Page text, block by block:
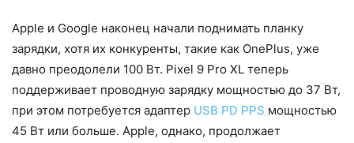
Apple и Google наконец начали поднимать планку
зарядки, хотя их конкуренты, такие как OnePlus, уже
давно преодолели 100 Вт. Pixel 9 Pro XL теперь
поддерживает проводную зарядку мощностью до 37 Вт,
при этом потребуется адаптер USB PD PPS мощностью
45 Вт или больше. Apple, однако, продолжает